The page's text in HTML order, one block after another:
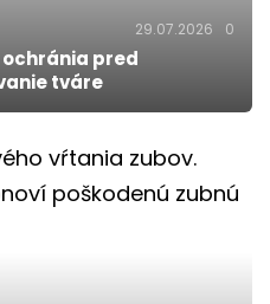
29.07.2026 0
pred
tváre